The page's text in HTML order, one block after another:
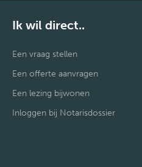
Ik wil direct..
Een vraag stellen
Een offerte aanvragen
Een lezing bijwonen
Inloggen bij Notarisdossier